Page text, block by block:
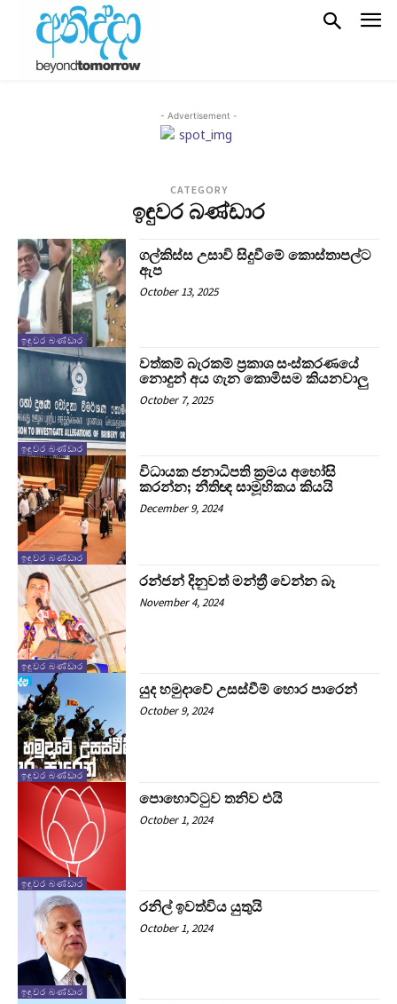
- Advertisement -
CATEGORY
ඉඳුවර බණ්ඩාර
ඉඳුවර බණ්ඩාර
ගල්කිස්ස උසාවි සිදුවීමේ කොස්තාපල්ට
ඇප
October 13, 2025
ඉඳුවර බණ්ඩාර
වත්කම් බැරකම් ප්‍රකාශ සංස්කරණයේ
නොදුන් අය ගැන කොමිසම කියනවාලු
October 7, 2025
ඉඳුවර බණ්ඩාර
විධායක ජනාධිපති ක්‍රමය අහෝසි
කරන්න; නීතිඥ සාමූහිකය කියයි
December 9, 2024
ඉඳුවර බණ්ඩාර
රන්ජන් දිනුවත් මන්ත්‍රී වෙන්න බෑ
November 4, 2024
ඉඳුවර බණ්ඩාර
යුද හමුදාවේ උසස්වීම් හොර පාරෙන්
October 9, 2024
ඉඳුවර බණ්ඩාර
පොහොට්ටුව තනිව එයි
October 1, 2024
ඉඳුවර බණ්ඩාර
රනිල් ඉවත්විය යුතුයි
October 1, 2024